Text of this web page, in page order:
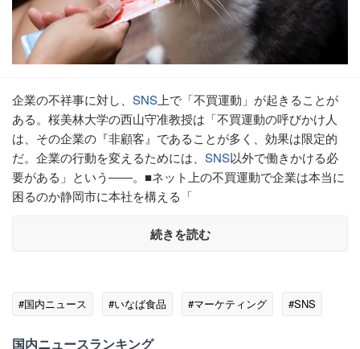
企業の不祥事に対し、 SNS上で「不買運動」が起きることが
ある。桜美林大学の西山守准教授は「不買運動の呼びかけ人
は、その企業の『非顧客』であることが多く、効果は限定的
だ。企業の行動を変えるためには、 SNS以外で働きかける必
要がある」という――。■ネット上の不買運動で企業は本当に
困るのか静岡市に本社を構える「
続きを読む
#国内ニュース #いなば食品 #マーケティング #SNS
国内ニュースランキング